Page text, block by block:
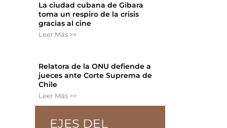
La ciudad cubana de Gibara
toma un respiro de la crisis
gracias al cine
Leer Más >>
Relatora de la ONU defiende a
jueces ante Corte Suprema de
Chile
Leer Más >>